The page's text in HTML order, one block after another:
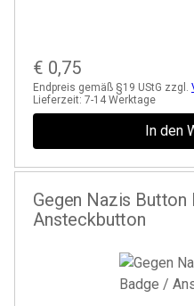
€ 0,75
Endpreis gemäß §19 UStG zzgl.
Lieferzeit: 7-14 Werktage
In den
Gegen Nazis Button
Ansteckbutton